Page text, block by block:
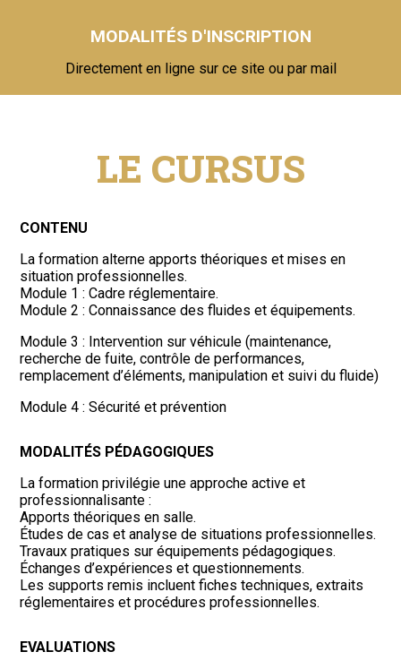
MODALITÉS D'INSCRIPTION
Directement en ligne sur ce site ou par mail
LE CURSUS
CONTENU
La formation alterne apports théoriques et mises en
situation professionnelles.
Module 1 : Cadre réglementaire.
Module 2 : Connaissance des fluides et équipements.
Module 3 : Intervention sur véhicule (maintenance,
recherche de fuite, contrôle de performances,
remplacement d’éléments, manipulation et suivi du fluide)
Module 4 : Sécurité et prévention
MODALITÉS PÉDAGOGIQUES
La formation privilégie une approche active et
professionnalisante :
Apports théoriques en salle.
Études de cas et analyse de situations professionnelles.
Travaux pratiques sur équipements pédagogiques.
Échanges d’expériences et questionnements.
Les supports remis incluent fiches techniques, extraits
réglementaires et procédures professionnelles.
EVALUATIONS